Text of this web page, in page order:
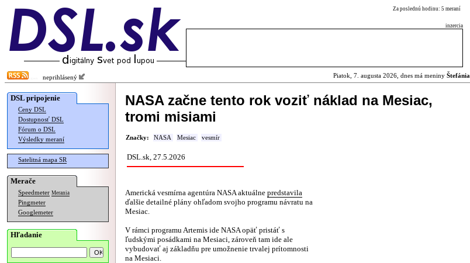
Za poslednú hodinu: 5 meraní
inzercia
neprihlásený Piatok, 7. augusta 2026, dnes má meniny Štefánia
DSL pripojenie
Ceny DSL
Dostupnosť DSL
Fórum o DSL
Výsledky meraní
Satelitná mapa SR
Merače
Speedmeter Merania
Pingmeter
Googlemeter
Hľadanie
NASA začne tento rok voziť náklad na Mesiac,
tromi misiami
Značky: NASA Mesiac vesmír
DSL.sk, 27.5.2026
Americká vesmírna agentúra NASA aktuálne predstavila
ďalšie detailné plány ohľadom svojho programu návratu na
Mesiac.
V rámci programu Artemis ide NASA opäť pristáť s
ľudskými posádkami na Mesiaci, zároveň tam ide ale
vybudovať aj základňu pre umožnenie trvalej prítomnosti
na Mesiaci.